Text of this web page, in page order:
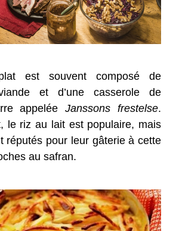
est souvent composé de
et d’une casserole de
appeléeJanssons frestelse.
le riz au lait est populaire, mais
réputés pour leur gâterie à cette
au safran.